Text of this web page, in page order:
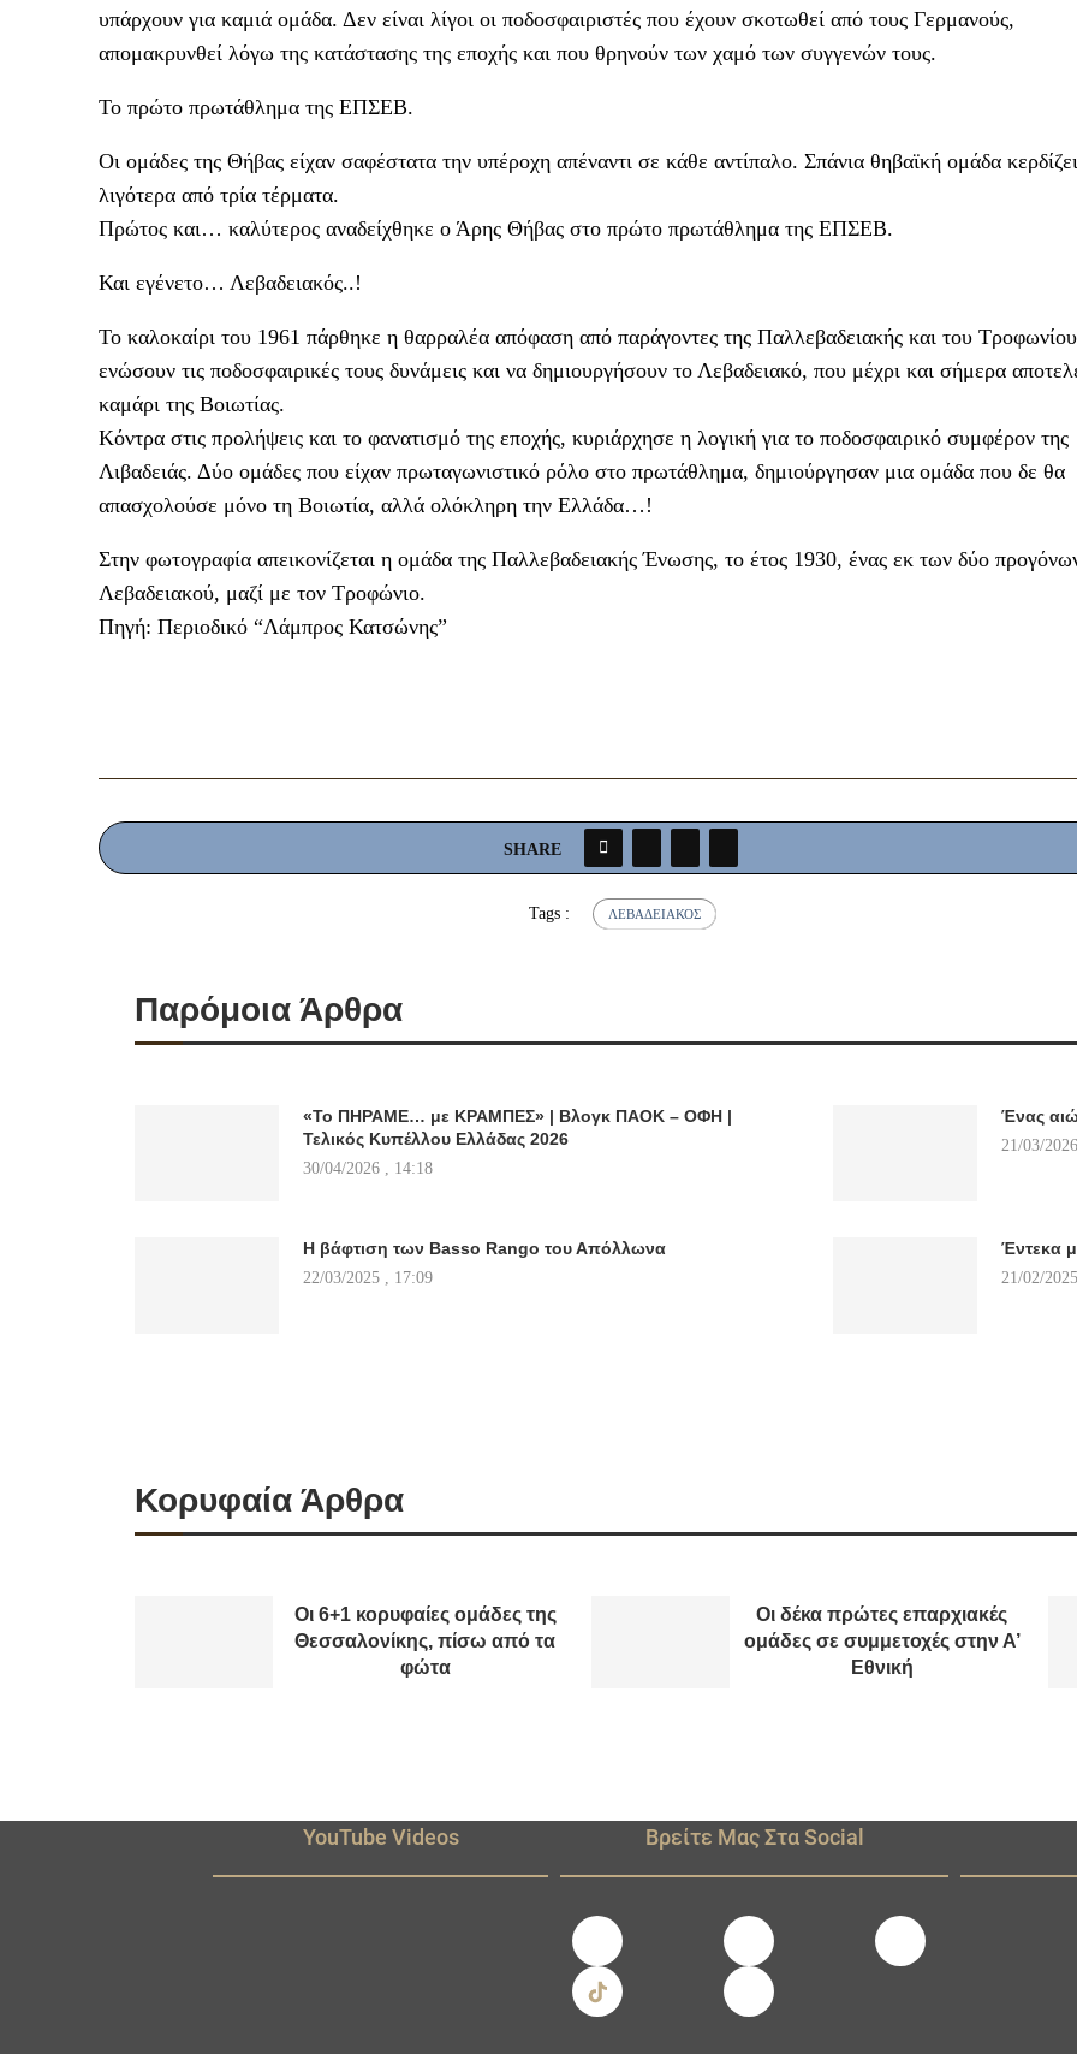
υπάρχουν για καμιά ομάδα. Δεν είναι λίγοι οι ποδοσφαιριστές που έχουν σκοτωθεί από τους Γερμανούς,
απομακρυνθεί λόγω της κατάστασης της εποχής και που θρηνούν των χαμό των συγγενών τους.
Το πρώτο πρωτάθλημα της ΕΠΣΕΒ.
Οι ομάδες της Θήβας είχαν σαφέστατα την υπέροχη απέναντι σε κάθε αντίπαλο. Σπάνια θηβαϊκή ομάδα
λιγότερα από τρία τέρματα.
Πρώτος και… καλύτερος αναδείχθηκε ο Άρης Θήβας στο πρώτο πρωτάθλημα της ΕΠΣΕΒ.
Και εγένετο… Λεβαδειακός..!
Το καλοκαίρι του 1961 πάρθηκε η θαρραλέα απόφαση από παράγοντες της Παλλεβαδειακής και του
ενώσουν τις ποδοσφαιρικές τους δυνάμεις και να δημιουργήσουν το Λεβαδειακό, που μέχρι και σήμερα
καμάρι της Βοιωτίας.
Κόντρα στις προλήψεις και το φανατισμό της εποχής, κυριάρχησε η λογική για το ποδοσφαιρικό συμφέρον της
Λιβαδειάς. Δύο ομάδες που είχαν πρωταγωνιστικό ρόλο στο πρωτάθλημα, δημιούργησαν μια ομάδα που δε θα
απασχολούσε μόνο τη Βοιωτία, αλλά ολόκληρη την Ελλάδα…!
Στην φωτογραφία απεικονίζεται η ομάδα της Παλλεβαδειακής Ένωσης, το έτος 1930, ένας εκ των δύο
Λεβαδειακού, μαζί με τον Τροφώνιο.
Πηγή: Περιοδικό “Λάμπρος Κατσώνης”
SHARE
Tags : ΛΕΒΑΔΕΙΑΚΌΣ
Παρόμοια Άρθρα
«Το ΠΗΡΑΜΕ… με ΚΡΑΜΠΕΣ» | Βλογκ ΠΑΟΚ – ΟΦΗ |
Τελικός Κυπέλλου Ελλάδας 2026
30/04/2026 , 14:18
Ένας
21/03/
Η βάφτιση των Basso Rango του Απόλλωνα
22/03/2025 , 17:09
Έντεκα
21/02/
Κορυφαία Άρθρα
Οι 6+1 κορυφαίες ομάδες της
Θεσσαλονίκης, πίσω από τα
φώτα
Οι δέκα πρώτες επαρχιακές
ομάδες σε συμμετοχές στην Α’
Εθνική
YouTube Videos Βρείτε Μας Στα Social